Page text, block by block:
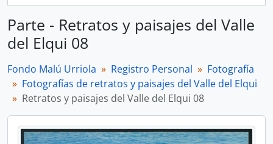
Parte - Retratos y paisajes del Valle
del Elqui 08
Fondo Malú Urriola Registro Personal
Fotografía
Fotografías de retratos y paisajes del Valle del Elqui
Retratos y paisajes del Valle del Elqui 08